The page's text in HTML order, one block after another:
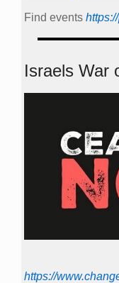
Find events
Israels War
https://